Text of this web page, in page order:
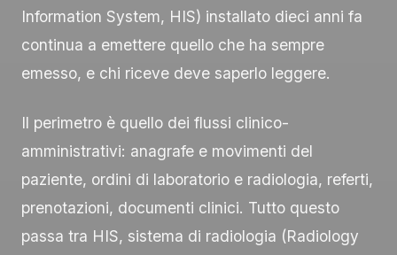
Information System, HIS) installato dieci anni fa
continua a emettere quello che ha sempre
emesso, e chi riceve deve saperlo leggere.
Il perimetro è quello dei flussi clinico-
amministrativi: anagrafe e movimenti del
paziente, ordini di laboratorio e radiologia, referti,
prenotazioni, documenti clinici. Tutto questo
passa tra HIS, sistema di radiologia (Radiology